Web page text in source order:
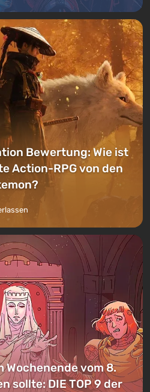
Bewertung: Wie ist
Action-RPG von den
Wochenende vom 8.
sollte: DIE TOP 9 der